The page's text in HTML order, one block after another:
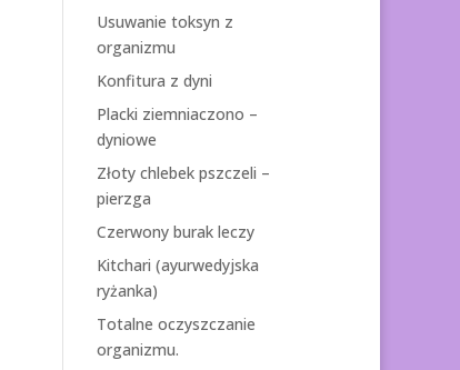
Usuwanie toksyn z
organizmu
Konfitura z dyni
Placki ziemniaczono –
dyniowe
Złoty chlebek pszczeli –
pierzga
Czerwony burak leczy
Kitchari (ayurwedyjska
ryżanka)
Totalne oczyszczanie
organizmu.